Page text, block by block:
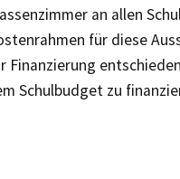
an allen
für diese
Finanzierung
Schulbudget zu